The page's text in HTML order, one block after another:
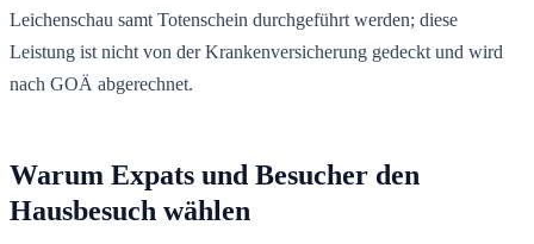
Leichenschau samt Totenschein durchgeführt werden; diese
Leistung ist nicht von der Krankenversicherung gedeckt und wird
nach GOÄ abgerechnet.
Warum Expats und Besucher den
Hausbesuch wählen